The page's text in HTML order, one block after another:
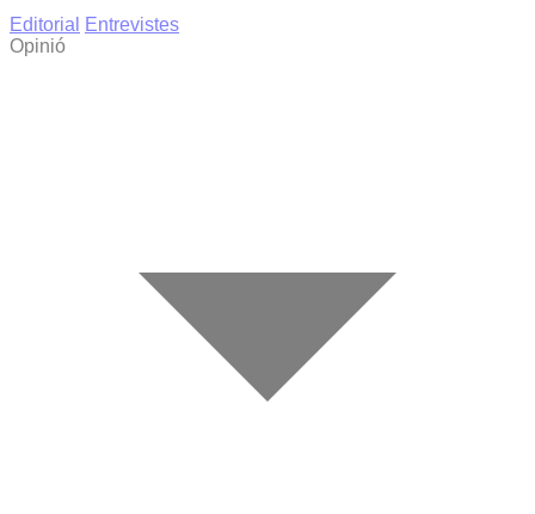
Editorial
Entrevistes
Opinió